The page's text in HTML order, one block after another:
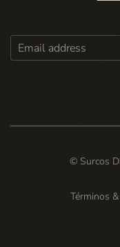
© Surcos
Términos